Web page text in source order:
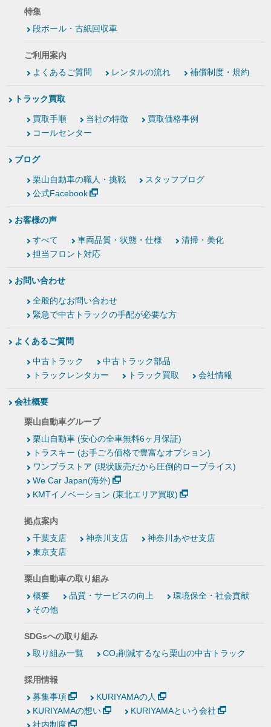
特集
段ボール・古紙回収車
ご利用案内
よくあるご質問
レンタルの流れ 補償制度・規約
トラック買取
買取手順 当社の特徴
買取価格事例
コールセンター
ブログ
栗山自動車の職人・挑戦
スタッフブログ
公式Facebook
お客様の声
すべて 車両品質・状態・仕様
清掃・美化
担当フロント対応
お問い合わせ
全般的なお問い合わせ
緊急で中古トラックの手配が必要な方
よくあるご質問
中古トラック
中古トラック部品
トラックレンタカー
トラック買取 会社情報
会社概要
栗山自動車グループ
栗山自動車 (安心の全車無料6ヶ月保証)
トラスキー (お手ごろ価格で豊富なオプション)
ワンプラストア (現状販売だから圧倒的ロープライス)
We Car Japan(海外)
KMTイノベーション (東北エリア買取)
拠点案内
千葉支店
神奈川支店
神奈川あやせ支店
東京支店
栗山自動車の取り組み
概要
品質・サービスの向上
環境保全・社会貢献
その他
SDGsへの取り組み
取り組み一覧
CO₂削減するなら栗山の中古トラック
採用情報
募集事項
KURIYAMAの人
KURIYAMAの想い
KURIYAMAという会社
社内制度